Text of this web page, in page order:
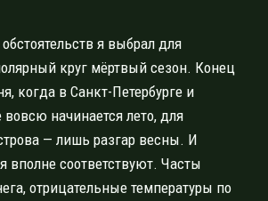
я выбрал для
круг мёртвый сезон. Конец
когда в Санкт-Петербурге и
вовсю начинается лето, для
— лишь разгар весны. И
вполне соответствуют. Часты
отрицательные температуры по